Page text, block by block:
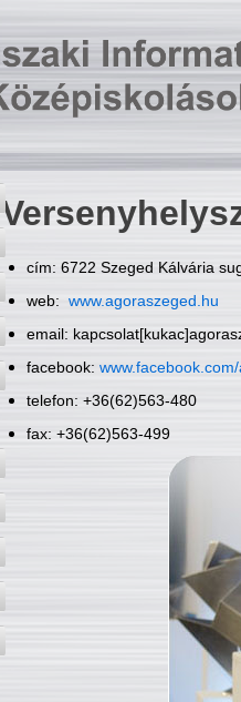
cím: 6722 Szeged Kálvária
web: www.agoraszeged.hu
email:
facebook:
telefon: +36(62)563-480
fax: +36(62)563-499